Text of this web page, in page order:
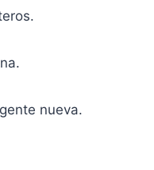
nueva.